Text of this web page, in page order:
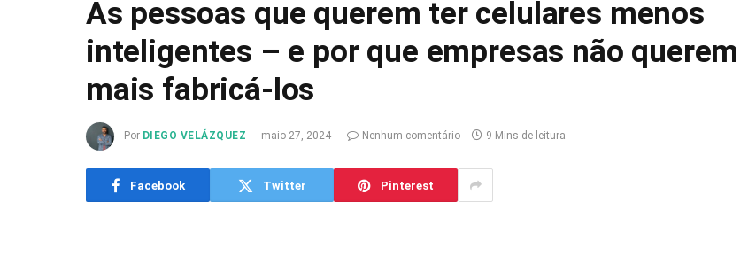
As pessoas que querem ter celulares menos
inteligentes – e por que empresas não querem
mais fabricá-los
Por DIEGO VELÁZQUEZ maio 27, 2024 Nenhum comentário 9 Mins de leitura
Facebook Twitter Pinterest